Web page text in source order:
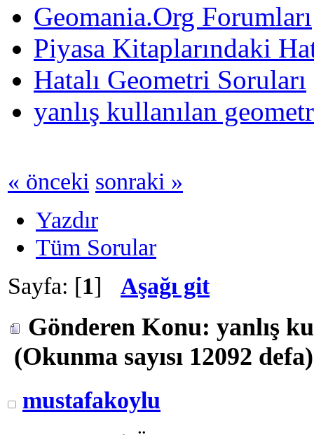
Geomania.Org Forumları
Piyasa Kitaplarındaki
Hatalı Geometri Soruları
yanlış kullanılan
« önceki sonraki »
Yazdır
Tüm Sorular
Sayfa: [1] Aşağı git
Gönderen Konu: yanlış
(Okunma sayısı 12092 defa)
mustafakoylu